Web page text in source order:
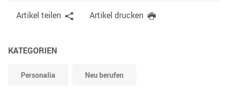
Artikel teilen Artikel drucken
KATEGORIEN
Personalia Neu berufen